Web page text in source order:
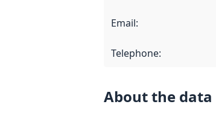
Email:
Telephone:
About the data